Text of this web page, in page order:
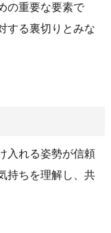
の重要な要素で
する裏切りとみな
入れる姿勢が信頼
持ちを理解し、共